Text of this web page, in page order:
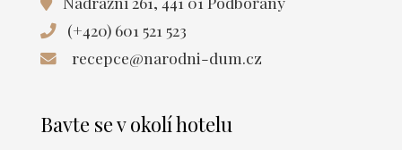
(+420) 601 521 523
recepce@narodni-dum.cz
Bavte se v okolí hotelu